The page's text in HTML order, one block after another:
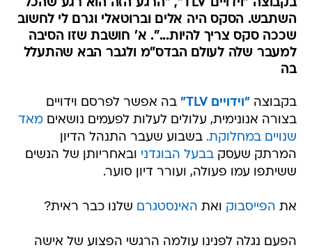
בקבוצה "וידויים TLV", "הרגע הזה הוא רגע שהכל
השתבש. הסקס היה אלים וברוטאלי וגרם לי לחשוב
שככה סקס צריך להיות...". א' חושבת שזו הסיבה
למעבר שלה לעולם הבדס"מ ולגבר הבא שהתעלל
בה
בקבוצה "וידויים TLV"
בה אפשר לפרסם וידויים
בצורה אנונימית, עלולים לעלות לפעמים נושאיםמאד
שנויים במחלוקת. בשבוע שעבר התנהל הדיון
המרתק שעסקבבעל הבוגדני ובאחריותן של הנשים
ששיתפו עמו פעולה, ועורר דיון סוער.
את הפייסבוק ואת האינסטגרם שלנו כבר ראית?
הפעם נגלה לפנינו עולמה הרגשי הפצוע של אישה